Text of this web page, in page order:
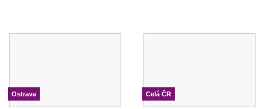
Ostrava Celá ČR